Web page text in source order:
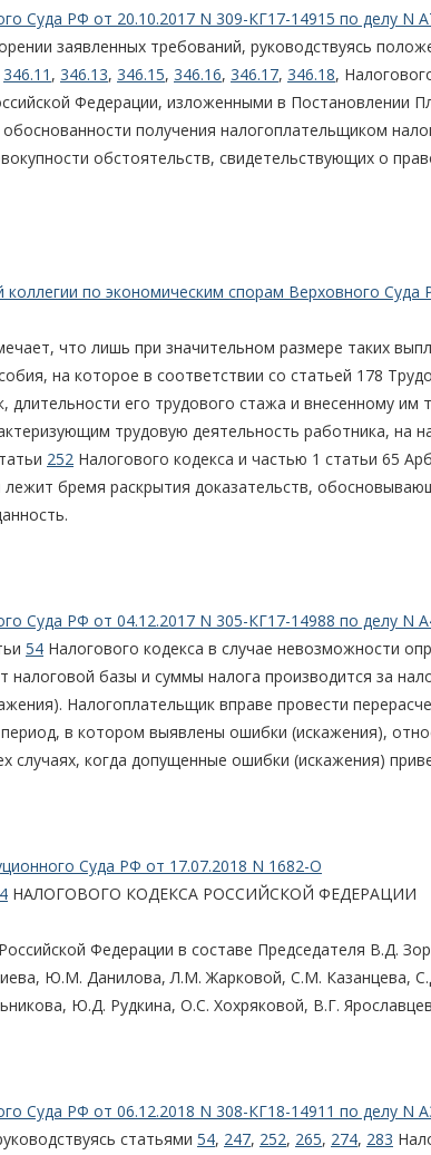
Суда РФ от 20.10.2017 N 309-КГ17-14915 по делу N
заявленных требований, руководствуясь
346.11 , 346.13, 346.15, 346.16, 346.17, 346.18,
Федерации, изложенными в Постановлении
получения налогоплательщиком
обстоятельств, свидетельствующих о
по экономическим спорам Верховного Суда
что лишь при значительном размере таких
на которое в соответствии со статьей 178
длительности его трудового стажа и внесенному им
трудовую деятельность работника, на
252 Налогового кодекса и частью 1 статьи 65
лежит бремя раскрытия доказательств,
Суда РФ от 04.12.2017 N 305-КГ17-14988 по делу N
54 Налогового кодекса в случае невозможности
налоговой базы и суммы налога производится за
Налогоплательщик вправе провести
в котором выявлены ошибки (искажения),
случаях, когда допущенные ошибки (искажения)
Суда РФ от 17.07.2018 N 1682-О
НАЛОГОВОГО КОДЕКСА РОССИЙСКОЙ ФЕДЕРАЦИИ
Федерации в составе Председателя В.Д.
Ю.М. Данилова, Л.М. Жарковой, С.М. Казанцева,
Ю.Д. Рудкина, О.С. Хохряковой, В.Г.
Суда РФ от 06.12.2018 N 308-КГ18-14911 по делу N
статьями 54, 247, 252, 265, 274, 283